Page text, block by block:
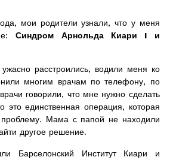
мои родители узнали, что у меня
Синдром Арнольда Киари I и
расстроились, водили меня ко
многим врачам по телефону, по
говорили, что мне нужно сделать
это единственная операция, которая
Мама с папой не находили
другое решение.
Барселонский Институт Киари и